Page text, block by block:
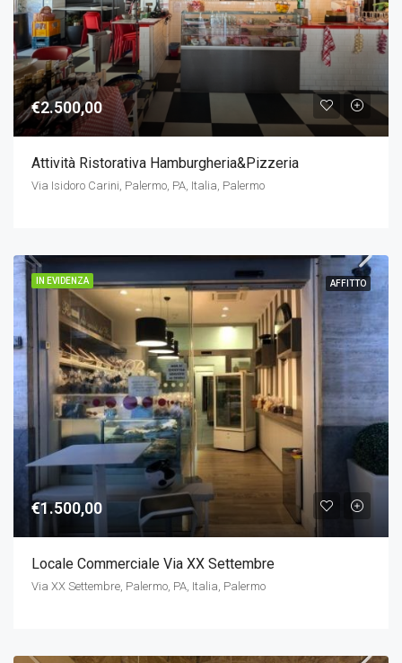
€2.500,00
Attività Ristorativa Hamburgheria&Pizzeria
Via Isidoro Carini, Palermo, PA, Italia, Palermo
IN EVIDENZA AFFITTO
€1.500,00
Locale Commerciale Via XX Settembre
Via XX Settembre, Palermo, PA, Italia, Palermo